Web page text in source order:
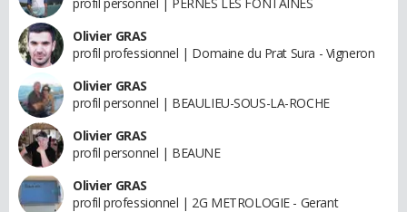
Olivier GRAS
profil professionnel | Domaine du Prat Sura - Vigneron
Olivier GRAS
profil personnel | BEAULIEU-SOUS-LA-ROCHE
Olivier GRAS
profil personnel | BEAUNE
Olivier GRAS
profil professionnel | 2G METROLOGIE - Gerant